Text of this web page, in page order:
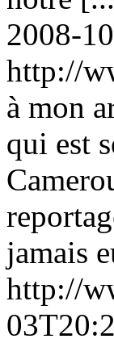
2008-
http://
à mon
qui est
jamais
http://